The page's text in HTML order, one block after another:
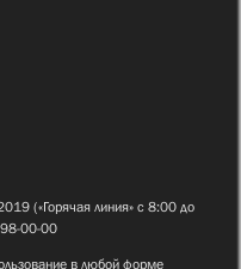
(«Горячая линия» с 8:00 до
00-00
в любой форме